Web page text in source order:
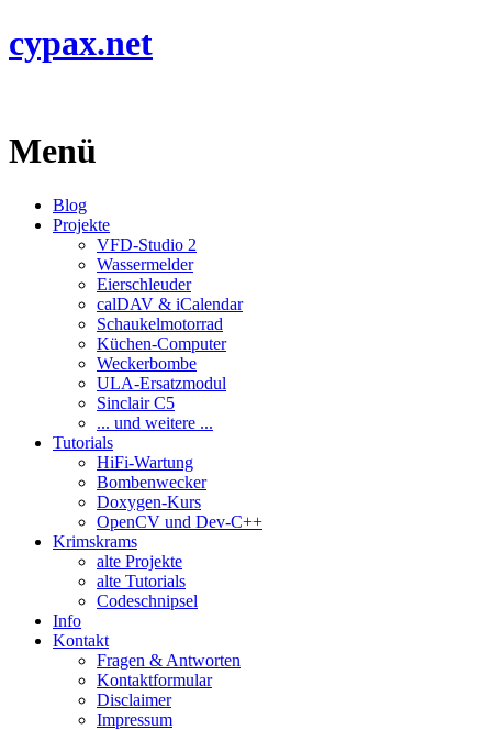
cypax.net
Menü
Blog
Projekte
VFD-Studio 2
Wassermelder
Eierschleuder
calDAV & iCalendar
Schaukelmotorrad
Küchen-Computer
Weckerbombe
ULA-Ersatzmodul
Sinclair C5
... und weitere ...
Tutorials
HiFi-Wartung
Bombenwecker
Doxygen-Kurs
OpenCV und Dev-C++
Krimskrams
alte Projekte
alte Tutorials
Codeschnipsel
Info
Kontakt
Fragen & Antworten
Kontaktformular
Disclaimer
Impressum